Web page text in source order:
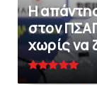
Η
στον
χωρίς να